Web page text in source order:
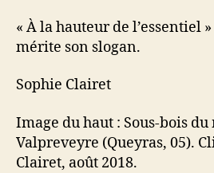
« À la hauteur de l’essentiel
mérite son slogan.
Sophie Clairet
Image du haut : Sous-bois
Valpreveyre (Queyras, 05).
Clairet, août 2018.